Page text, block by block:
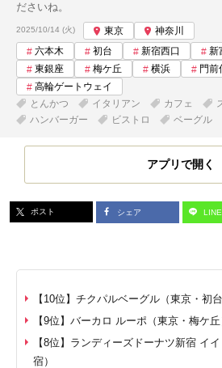
ださいね。
投稿日:
2025/10/14 (火) 東京
神奈川
六本木
初台 新宿西口 新
東銀座
梅ケ丘 横浜
門前
高輪ゲートウェイ
とんかつ
イタリアン カフェ
ハンバーガー
ビストロ ベーグル
アプリで開く
ポスト シェア
【10位】チクパルベーグル（東京・初台
【9位】バーカロ ルーポ（東京・梅ケ丘
【8位】ランディーズドーナツ新宿 イ
宿）